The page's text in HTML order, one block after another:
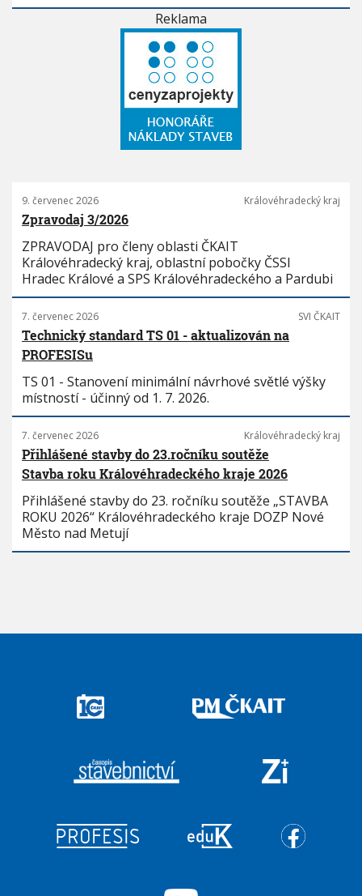
Reklama
9. červenec 2026 Královéhradecký kraj
Zpravodaj 3/2026
ZPRAVODAJ pro členy oblasti ČKAIT
Královéhradecký kraj, oblastní pobočky ČSSI
Hradec Králové a SPS Královéhradeckého a Pardubi
7. červenec 2026 SVI ČKAIT
Technický standard TS 01 - aktualizován na
PROFESISu
TS 01 - Stanovení minimální návrhové světlé výšky
místností - účinný od 1. 7. 2026.
7. červenec 2026 Královéhradecký kraj
Přihlášené stavby do 23.ročníku soutěže
Stavba roku Královéhradeckého kraje 2026
Přihlášené stavby do 23. ročníku soutěže „STAVBA
ROKU 2026“ Královéhradeckého kraje DOZP Nové
Město nad Metují